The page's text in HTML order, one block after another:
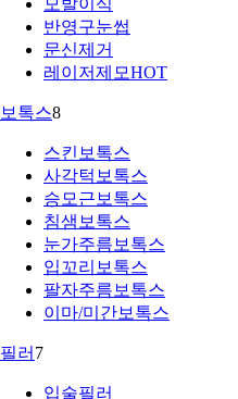
모발이식
반영구눈썹
문신제거
레이저제모HOT
보톡스8
스킨보톡스
사각턱보톡스
승모근보톡스
침샘보톡스
눈가주름보톡스
입꼬리보톡스
팔자주름보톡스
이마/미간보톡스
필러 7
입술필러